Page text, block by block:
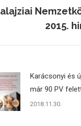
2015.
Karácsonyi és
már 90 PV
2018.11.30.